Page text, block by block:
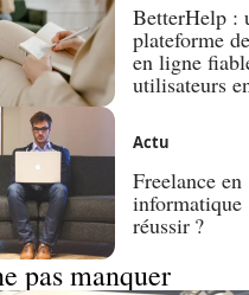
BetterHelp :
plateforme
en ligne
utilisateurs
Actu
Freelance en
informatique
réussir ?
pas manquer